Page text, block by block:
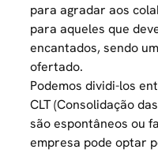
para agradar aos
para aqueles que
encantados, sendo
ofertado.
Podemos dividi-los
CLT (Consolidação
são espontâneos ou
empresa pode optar